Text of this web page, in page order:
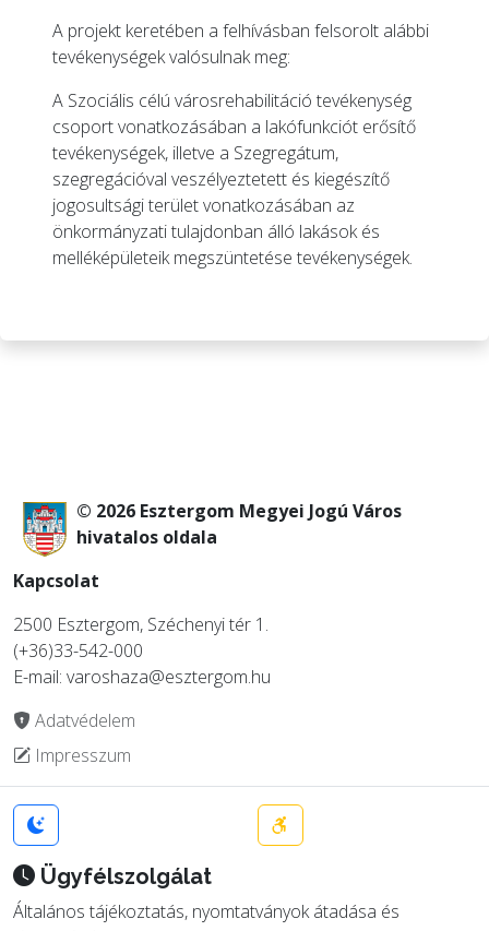
A projekt keretében a felhívásban felsorolt alábbi
tevékenységek valósulnak meg:
A Szociális célú városrehabilitáció tevékenység
csoport vonatkozásában a lakófunkciót erősítő
tevékenységek, illetve a Szegregátum,
szegregációval veszélyeztetett és kiegészítő
jogosultsági terület vonatkozásában az
önkormányzati tulajdonban álló lakások és
melléképületeik megszüntetése tevékenységek.
© 2026 Esztergom Megyei Jogú Város
hivatalos oldala
Kapcsolat
2500 Esztergom, Széchenyi tér 1.
(+36)33-542-000
E-mail: varoshaza@esztergom.hu
Adatvédelem
Impresszum
Ügyfélszolgálat
Általános tájékoztatás, nyomtatványok átadása és